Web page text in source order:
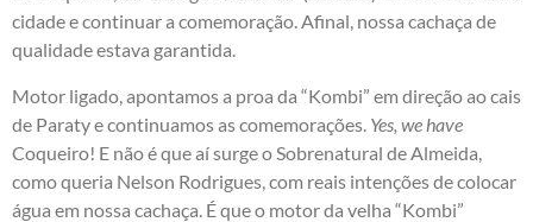
cidade e continuar a comemoração. Afinal, nossa cachaça de
qualidade estava garantida.
Motor ligado, apontamos a proa da “Kombi” em direção ao cais
de Paraty e continuamos as comemorações. Yes, we have
Coqueiro! E não é que aí surge o Sobrenatural de Almeida,
como queria Nelson Rodrigues, com reais intenções de colocar
água em nossa cachaça. É que o motor da velha “Kombi”